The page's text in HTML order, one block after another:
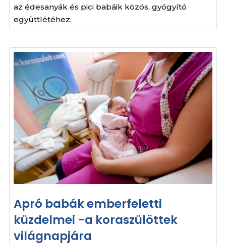
az édesanyák és pici babáik közös, gyógyító
együttlétéhez.
Apró babák emberfeletti
küzdelmei -a koraszülöttek
világnapjára